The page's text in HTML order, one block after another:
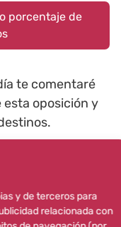
y de terceros para
relacionada con
porcentaje de
te comentaré
oposición y
útil y ya sabes,